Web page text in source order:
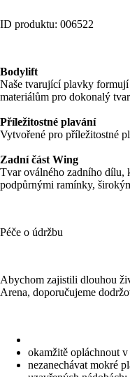
ID produktu: 006522
Bodylift
Naše tvarující plavky
materiálům pro dokonalý
Příležitostné plavání
Vytvořené pro příležitostné
Zadní část Wing
Tvar oválného zadního dílu,
podpůrnými ramínky,
Péče o údržbu
Abychom zajistili dlouhou
Arena, doporučujeme
okamžitě opláchnout
nezanechávat mokré